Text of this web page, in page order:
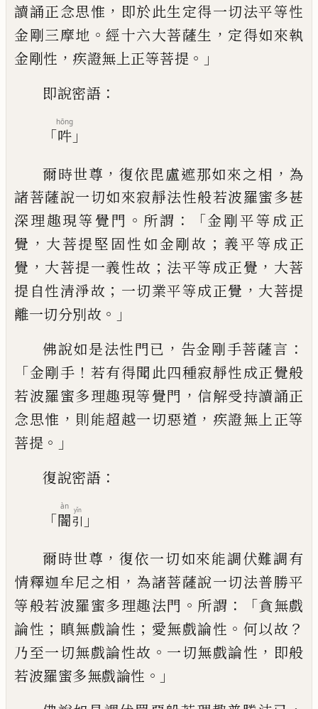
讀誦正念思惟 ， 即於此生定得一切法平等性
金剛三摩地 。 經十六大菩薩生 ， 定得如來執
金剛性 ， 疾證無上正等菩提 。」
即說密語 ：
「吽
hōng
」
爾時世尊 ， 復依毘盧遮那如來之相 ， 為
諸菩薩說一切如來寂靜法性般若波羅蜜多甚
深理趣現等覺門 。 所謂 ：「金剛平等成正
覺 ， 大菩提堅固性如金剛故 ； 義平等成正
覺 ， 大菩提一義性故 ； 法平等成正覺 ， 大菩
提自性清淨故 ； 一切業平等成正覺 ， 大菩提
離一切分別故 。」
佛說如是法性門已 ， 告金剛手菩薩言 ：
「金剛手 ！ 若有得聞此四種寂靜性成正覺般
若波羅蜜多理趣現等覺門 ， 信解受持讀誦正
念思惟 ， 則能超越一切惡道 ， 疾證無上正等
菩提 。」
復說密語 ：
「闇
àn
引
yǐn 」
爾時世尊 ， 復依一切如來能調伏難調有
情釋迦牟尼之相 ， 為諸菩薩說一切法普勝平
等般若波羅蜜多理趣法門 。 所謂 ：「貪無戲
論性 ； 瞋無戲論性 ； 愛無戲論性 。 何以故 ？
乃至一切無戲論性故 。 一切無戲論性 ， 即般
若波羅蜜多無戲論性 。」